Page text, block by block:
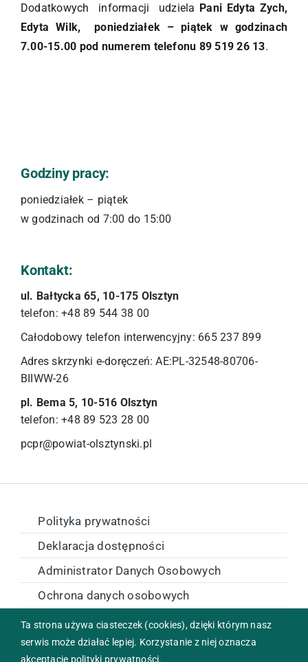
Dodatkowych informacji udziela Pani Edyta Zych,
Edyta Wilk, poniedziałek – piątek w godzinach
7.00-15.00 pod numerem telefonu 89 519 26 13.
Godziny pracy:
poniedziałek – piątek
w godzinach od 7:00 do 15:00
Kontakt:
ul. Bałtycka 65, 10-175 Olsztyn
telefon: +48 89 544 38 00
Całodobowy telefon interwencyjny: 665 237 899
Adres skrzynki e-doręczeń: AE:PL-32548-80706-
BIIWW-26
pl. Bema 5, 10-516 Olsztyn
telefon: +48 89 523 28 00
pcpr@powiat-olsztynski.pl
Polityka prywatności
Deklaracja dostępności
Administrator Danych Osobowych
Ochrona danych osobowych
Zamówienia publiczne
Ta strona używa ciasteczek (cookies), dzięki którym nasz
serwis może działać lepiej. Korzystanie z niej oznacza
akceptację polityki prywatności.